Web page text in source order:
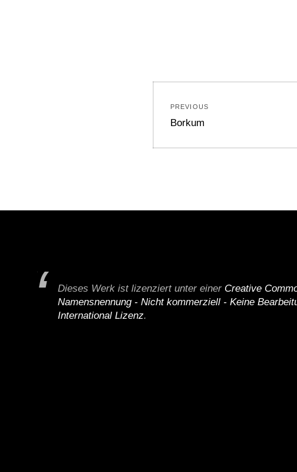
PREVIOUS
Previous
Borkum
Dieses Werk ist lizenziert unter einer Creative
Namensnennung - Nicht kommerziell - Keine
International Lizenz.